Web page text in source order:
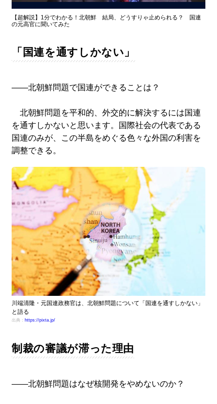
Video
【超解説】1分でわかる！北朝鮮 結局、どうすりゃ止められる？ 国連
の元高官に聞いてみた
「国連を通すしかない」
――北朝鮮問題で国連ができることは？
北朝鮮問題を平和的、外交的に解決するには国連
を通すしかないと思います。国際社会の代表である
国連のみが、この半島をめぐる色々な外国の利害を
調整できる。
川端清隆・元国連政務官は、北朝鮮問題について「国連を通すしかない」
と語る
出典： https://pixta.jp/
制裁の審議が滞った理由
――北朝鮮問題はなぜ核開発をやめないのか？